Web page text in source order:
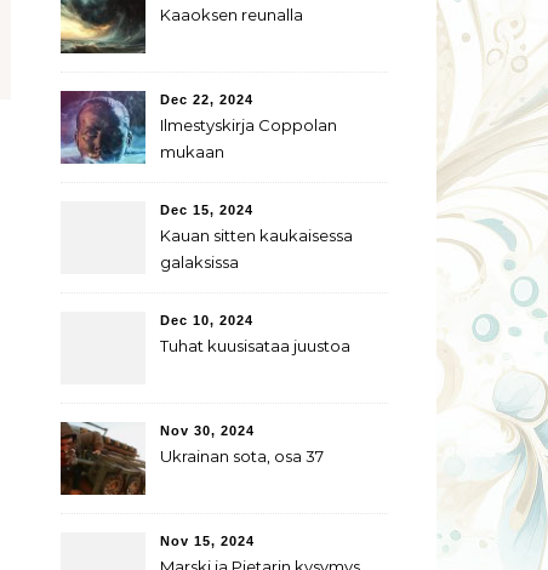
Kaaoksen reunalla
Dec 22, 2024
Ilmestyskirja Coppolan
mukaan
Dec 15, 2024
Kauan sitten kaukaisessa
galaksissa
Dec 10, 2024
Tuhat kuusisataa juustoa
Nov 30, 2024
Ukrainan sota, osa 37
Nov 15, 2024